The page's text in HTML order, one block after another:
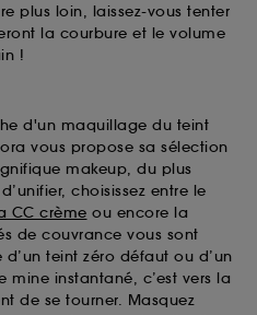
plus loin, laissez-vous tenter
la courbure et le volume
!
d'un maquillage du teint
vous propose sa sélection
makeup, du plus
choisissez entre le
CC crème ou encore la
de couvrance vous sont
teint zéro défaut ou d’un
mine instantané, c’est vers la
de se tourner. Masquez